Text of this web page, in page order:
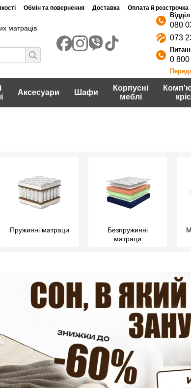
Обмін та повернення Доставка Оплата й розстрочка
матраців
080
073
0
Аксесуари Шафи
Корпусні
меблі
Пружинні матраци
Безпружинні
матраци